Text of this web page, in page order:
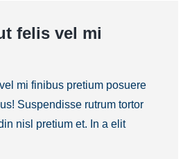
felis vel mi
mi finibus pretium posuere
Suspendisse rutrum tortor
nisl pretium et. In a elit